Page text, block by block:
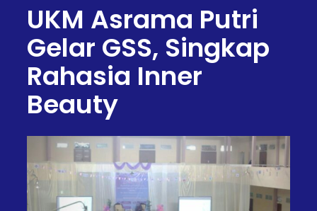
UKM Asrama Putri
Gelar GSS, Singkap
Rahasia Inner
Beauty